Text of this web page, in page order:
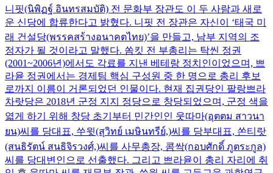
니핏(นิพิฏฐ์ อินทรสมบัติ) 전 문화부 장관도 이 두 사람과 새로
운 신당에 합류한다고 밝혔다. 니핏 전 장관은 자신이 ‘태국 미
래 건설당(พรรคสร้างอนาคตไทย)’을 만들고, 남부 지역의 조
정자가 될 것이라고 말했다. 쏨킷 전 부총리는 탁씬 정권
(2001~2006년)에서도 각료를 지낸 베테랑 정치인이었으며, 쁘
라윧 정권에서는 경제팀 핵심 구성원 중 한 명으로 총리 후보
로까지 이름이 거론되었던 인물이다. 현재 집권당인 팔랑쁘라
차랏당은 2018년 군정 지지 정당으로 창당되었으며, 군정 색을
엷게 하기 위해 창당 초기부터 민간인인 웃따마(อุตตม สาวนา
ยน)씨를 당대표, 쑤윗(สุวิทย์ เมษินทรีย์,)씨를 당부대표, 쏜티랏
(สนธิรัตน์ สนธิจิรวงศ์,)씨를 사무총장, 콤싹(กอบศักดิ์ ภูตระกูล)
씨를 당대변인으로 선출했다. 그리고 쁘라윧이 총리 자리에 취